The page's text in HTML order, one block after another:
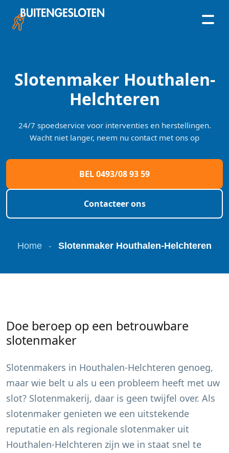
content
Slotenmaker Houthalen-
Helchteren
24/7 spoedservice voor interventies en herstellingen.
Wacht niet langer, neem nu contact met ons op
BEL 0493/08 93 59
Contacteer ons
Home - Slotenmaker Houthalen-Helchteren
Doe beroep op een betrouwbare
slotenmaker
Slotenmakers in Houthalen-Helchteren genoeg,
maar wie belt u als u een probleem heeft met uw
slot? Slotenmakerij, daar is geen twijfel over. Als
slotenmaker genieten we een uitstekende
reputatie en als regionale slotenmaker uit
Houthalen-Helchteren zijn we in staat snel te